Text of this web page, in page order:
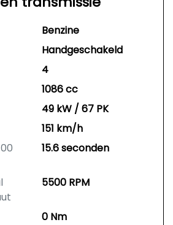
Benzine
Handgeschakeld
4
1086 cc
49 kW / 67 PK
151 km/h
15.6 seconden
5500 RPM
0 Nm